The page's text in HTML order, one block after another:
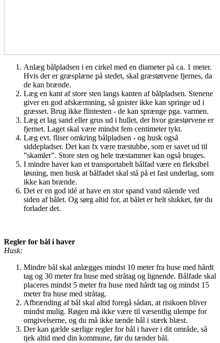
Anlæg bålpladsen i en cirkel med en diameter på ca. 1 meter.
Hvis der er græsplæne på stedet, skal græstørvene fjernes, da
de kan brænde.
Læg en kant af store sten langs kanten af bålpladsen. Stenene
giver en god afskærmning, så gnister ikke kan springe ud i
græsset. Brug ikke flintesten - de kan sprænge pga. varmen.
Læg et lag sand eller grus ud i hullet, der hvor græstørvene er
fjernet. Laget skal være mindst fem centimeter tykt.
Læg evt. fliser omkring bålpladsen - og husk også
siddepladser. Det kan fx være træstubbe, som er savet ud til
”skamler”. Store sten og hele træstammer kan også bruges.
I mindre haver kan et transportabelt bålfad være en fleksibel
løsning, men husk at bålfadet skal stå på et fast underlag, som
ikke kan brænde.
Det er en god idé at have en stor spand vand stående ved
siden af bålet. Og sørg altid for, at bålet er helt slukket, før du
forlader det.
Regler for bål i haver
Husk:
Mindre bål skal anlægges mindst 10 meter fra huse med hårdt
tag og 30 meter fra huse med stråtag og lignende. Bålfade skal
placeres mindst 5 meter fra huse med hårdt tag og mindst 15
meter fra huse med stråtag.
Afbrænding af bål skal altid foregå sådan, at risikoen bliver
mindst mulig. Røgen må ikke være til væsentlig ulempe for
omgivelserne, og du må ikke tænde bål i stærk blæst.
Der kan gælde særlige regler for bål i haver i dit område, så
tjek altid med din kommune, før du tænder bål.